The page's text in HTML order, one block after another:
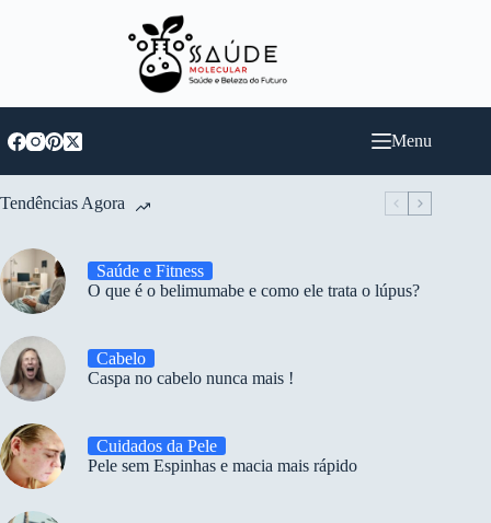
Menu
Tendências Agora
Saúde e Fitness
O que é o belimumabe e como ele trata o lúpus?
Cabelo
Caspa no cabelo nunca mais !
Cuidados da Pele
Pele sem Espinhas e macia mais rápido